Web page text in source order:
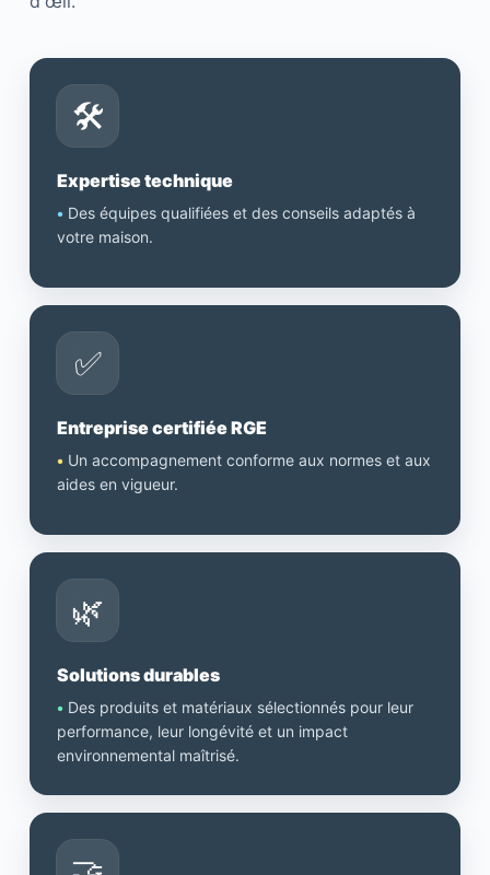
🛠️
Expertise technique
• Des équipes qualifiées et des conseils adaptés à
votre maison.
✅
Entreprise certifiée RGE
• Un accompagnement conforme aux normes et aux
aides en vigueur.
🌿
Solutions durables
• Des produits et matériaux sélectionnés pour leur
performance, leur longévité et un impact
environnemental maîtrisé.